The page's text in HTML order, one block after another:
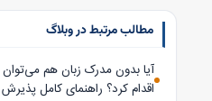
مطالب مرتبط در وبلاگ
آیا بدون مدرک زبان هم
اقدام کرد؟ راهنمای کامل پذیرش